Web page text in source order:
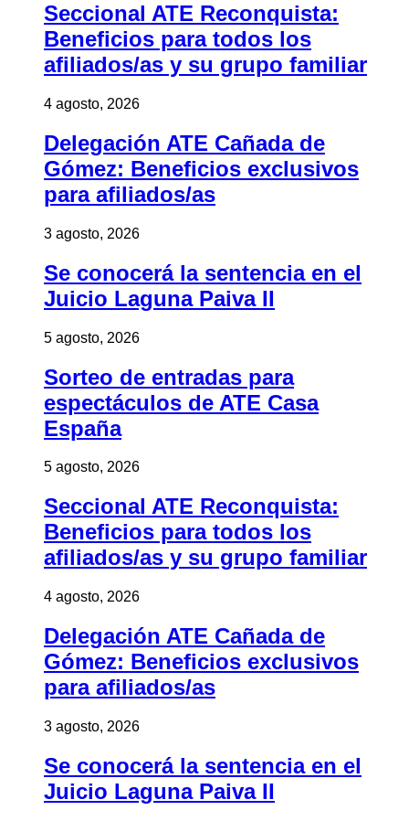
Seccional ATE Reconquista:
Beneficios para todos los
afiliados/as y su grupo familiar
4 agosto, 2026
Delegación ATE Cañada de
Gómez: Beneficios exclusivos
para afiliados/as
3 agosto, 2026
Se conocerá la sentencia en el
Juicio Laguna Paiva II
5 agosto, 2026
Sorteo de entradas para
espectáculos de ATE Casa
España
5 agosto, 2026
Seccional ATE Reconquista:
Beneficios para todos los
afiliados/as y su grupo familiar
4 agosto, 2026
Delegación ATE Cañada de
Gómez: Beneficios exclusivos
para afiliados/as
3 agosto, 2026
Se conocerá la sentencia en el
Juicio Laguna Paiva II